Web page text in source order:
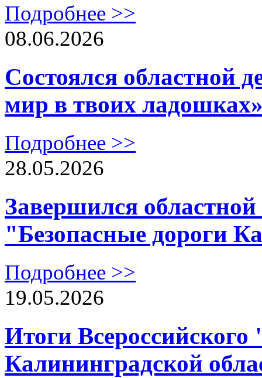
Подробнее >>
08.06.2026
Состоялся областной
мир в твоих
Подробнее >>
28.05.2026
Завершился
"Безопасные дороги
Подробнее >>
19.05.2026
Итоги
Калининградской